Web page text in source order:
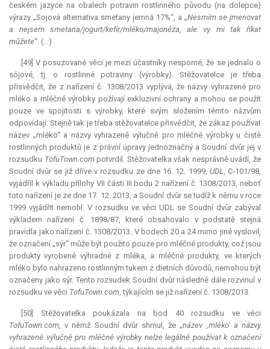
českém jazyce na obalech potravin rostlinného původu (na dolepce)
výrazy „Sojová alternativa smetany jemná 17%“, a „Nesmím se jmenovat
a nejsem smetana/jogurt/kefír/mléko/majonéza, ale vy mi tak říkat
můžete“. (…)
[49] V posuzované věci je mezi účastníky nesporné, že se jednalo o
sójové, tj. o rostlinné potraviny (výrobky). Stěžovatelce je třeba
přisvědčit, že z nařízení č. 1308/2013 vyplývá, že názvy vyhrazené pro
mléko a mléčné výrobky požívají exkluzivní ochrany a mohou se použít
pouze ve spojitosti s výrobky, které svým složením těmto názvům
odpovídají. Stejně tak je třeba stěžovatelce přisvědčit, že zákaz používat
název „mléko“ a názvy vyhrazené výlučně pro mléčné výrobky u čistě
rostlinných produktů je z právní úpravy jednoznačný a Soudní dvůr jej v
rozsudku TofuTown.compotvrdil. Stěžovatelka však nesprávně uvádí, že
Soudní dvůr se již dříve v rozsudku ze dne 16. 12. 1999, UDL, C-101/98,
vyjádřil k výkladu přílohy VII části III bodu 2 nařízení č. 1308/2013, neboť
toto nařízení je ze dne 17. 12. 2013, a Soudní dvůr se tudíž k němu v roce
1999 vyjádřit nemohl. V rozsudku ve věci UDL se Soudní dvůr zabýval
výkladem nařízení č. 1898/87, které obsahovalo v podstatě stejná
pravidla jako nařízení č. 1308/2013. V bodech 20 a 24 mimo jiné vyslovil,
že označení „sýr“ může být použito pouze pro mléčné produkty, což jsou
produkty vyrobené výhradně z mléka, a mléčné produkty, ve kterých
mléko bylo nahrazeno rostlinným tukem z dietních důvodů, nemohou být
označeny jako sýr. Tento rozsudek Soudní dvůr následně dále rozvinul v
rozsudku ve věci TofuTown.com, týkajícím se již nařízení č. 1308/2013.
[50] Stěžovatelka poukázala na bod 40 rozsudku ve věci
TofuTown.com, v němž Soudní dvůr shrnul, že „název ‚mléko‘ a názvy
vyhrazené výlučně pro mléčné výrobky nelze legálně používat k označení